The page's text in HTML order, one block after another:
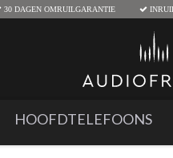
30 DAGEN OMRUILGARANTIE
HOOFDTELEFOONS